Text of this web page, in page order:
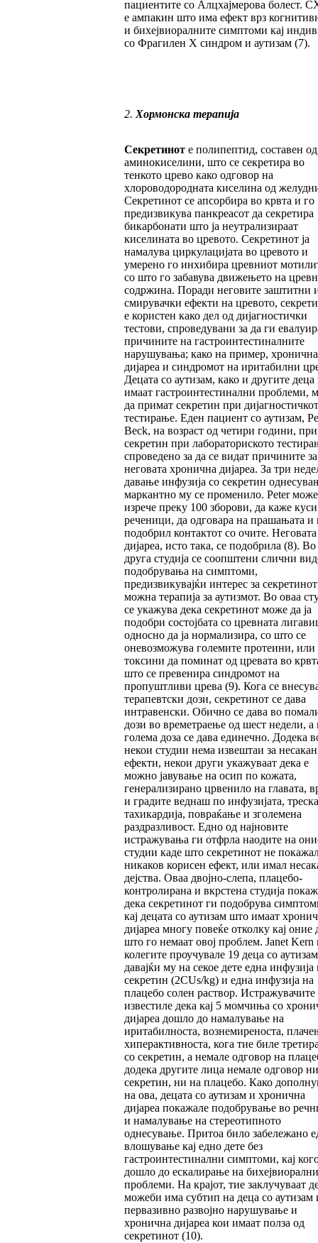
пациентите со Алцхајмерова болест.
е ампакин што има ефект врз
и бихејвиоралните симптоми кај
со Фрагилен X синдром и аутизам (7).
2. Хормонска терапија
Секретиноте полипептид, составен
аминокиселини, што се секретира во
тенкото црево како одговор на
хлороводородната киселина од
Секретинот се апсорбира во крвта и го
предизвикува панкреасот да секретира
бикарбонати што ја неутрализираат
киселината во цревото. Секретинот ја
намалува циркулацијата во цревото и
умерено го инхибира цревниот
со што го забавува движењето на
содржина. Поради неговите заштитни
смирувачки ефекти на цревото,
е користен како дел од дијагностички
тестови, спроведувани за да ги
причините на гастроинтестиналните
нарушувања; како на пример,
дијареа и синдромот на иритабилни
Децата со аутизам, како и другите
имаат гастроинтестинални проблеми,
да примат секретин при
тестирање. Еден пациент со аутизам,
Beck, на возраст од четири години,
секретин при лабораториското
спроведено за да се видат причините за
неговата хронична дијареа. За три
давање инфузија со секретин
маркантно му се променило. Peter
изрече преку 100 зборови, да каже куси
реченици, да одговара на прашањата и
подобрил контактот со очите. Неговата
дијареа, исто така, се подобрила (8). Во
друга студија се соопштени слични
подобрувања на симптоми,
предизвикувајќи интерес за
можна терапија за аутизмот. Во оваа
се укажува дека секретинот може да ја
подобри состојбата со цревната
односно да ја нормализира, со што се
оневозможува големите протеини, или
токсини да поминат од цревата во
што се превенира синдромот на
пропуштливи црева (9). Кога се
терапевтски дози, секретинот се дава
интравенски. Обично се дава во
дози во времетраење од шест недели, а
голема доза се дава единечно. Додека
некои студии нема извештаи за
ефекти, некои други укажуваат дека е
можно јавување на осип по кожата,
генерализирано црвенило на главата,
и градите веднаш по инфузијата,
тахикардија, повраќање и зголемена
раздразливост. Едно од најновите
истражувања ги отфрла наодите на
студии каде што секретинот не
никаков корисен ефект, или имал
дејства. Оваа двојно-слепа, плацебо-
контролирана и вкрстена студија
дека секретинот ги подобрува
кај децата со аутизам што имаат
дијареа многу повеќе отколку кај оние
што го немаат овој проблем. Janet Kern
колегите проучувале 19 деца со аутизам
давајќи му на секое дете една инфузија
секретин (2CUs/kg) и една инфузија на
плацебо солен раствор. Истражувачите
известиле дека кај 5 момчиња со
дијареа дошло до намалување на
иритабилноста, вознемиреноста,
хиперактивноста, кога тие биле
со секретин, а немале одговор на
додека другите лица немале одговор
секретин, ни на плацебо. Како
на ова, децата со аутизам и хронична
дијареа покажале подобрување во
и намалување на стереотипното
однесување. Притоа било забележано
влошување кај едно дете без
гастроинтестинални симптоми, кај
дошло до ескалирање на
проблеми. На крајот, тие заклучуваат
можеби има субтип на деца со аутизам
первазивно развојно нарушување и
хронична дијареа кои имаат полза од
секретинот (10).